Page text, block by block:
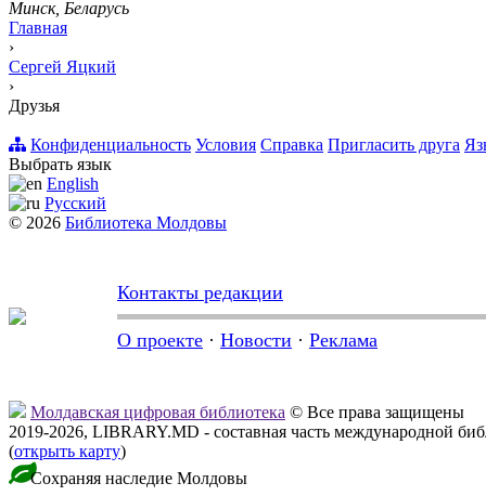
Минск, Беларусь
Главная
›
Сергей Яцкий
›
Друзья
Конфиденциальность Условия Справка Пригласить друга
Выбрать язык
English
Русский
© 2026 Библиотека Молдовы
Контакты редакции
О проекте · Новости · Реклама
Молдавская цифровая библиотека © Все права защищены
2019-2026, LIBRARY.MD - составная часть международной
(открыть карту)
Сохраняя наследие Молдовы